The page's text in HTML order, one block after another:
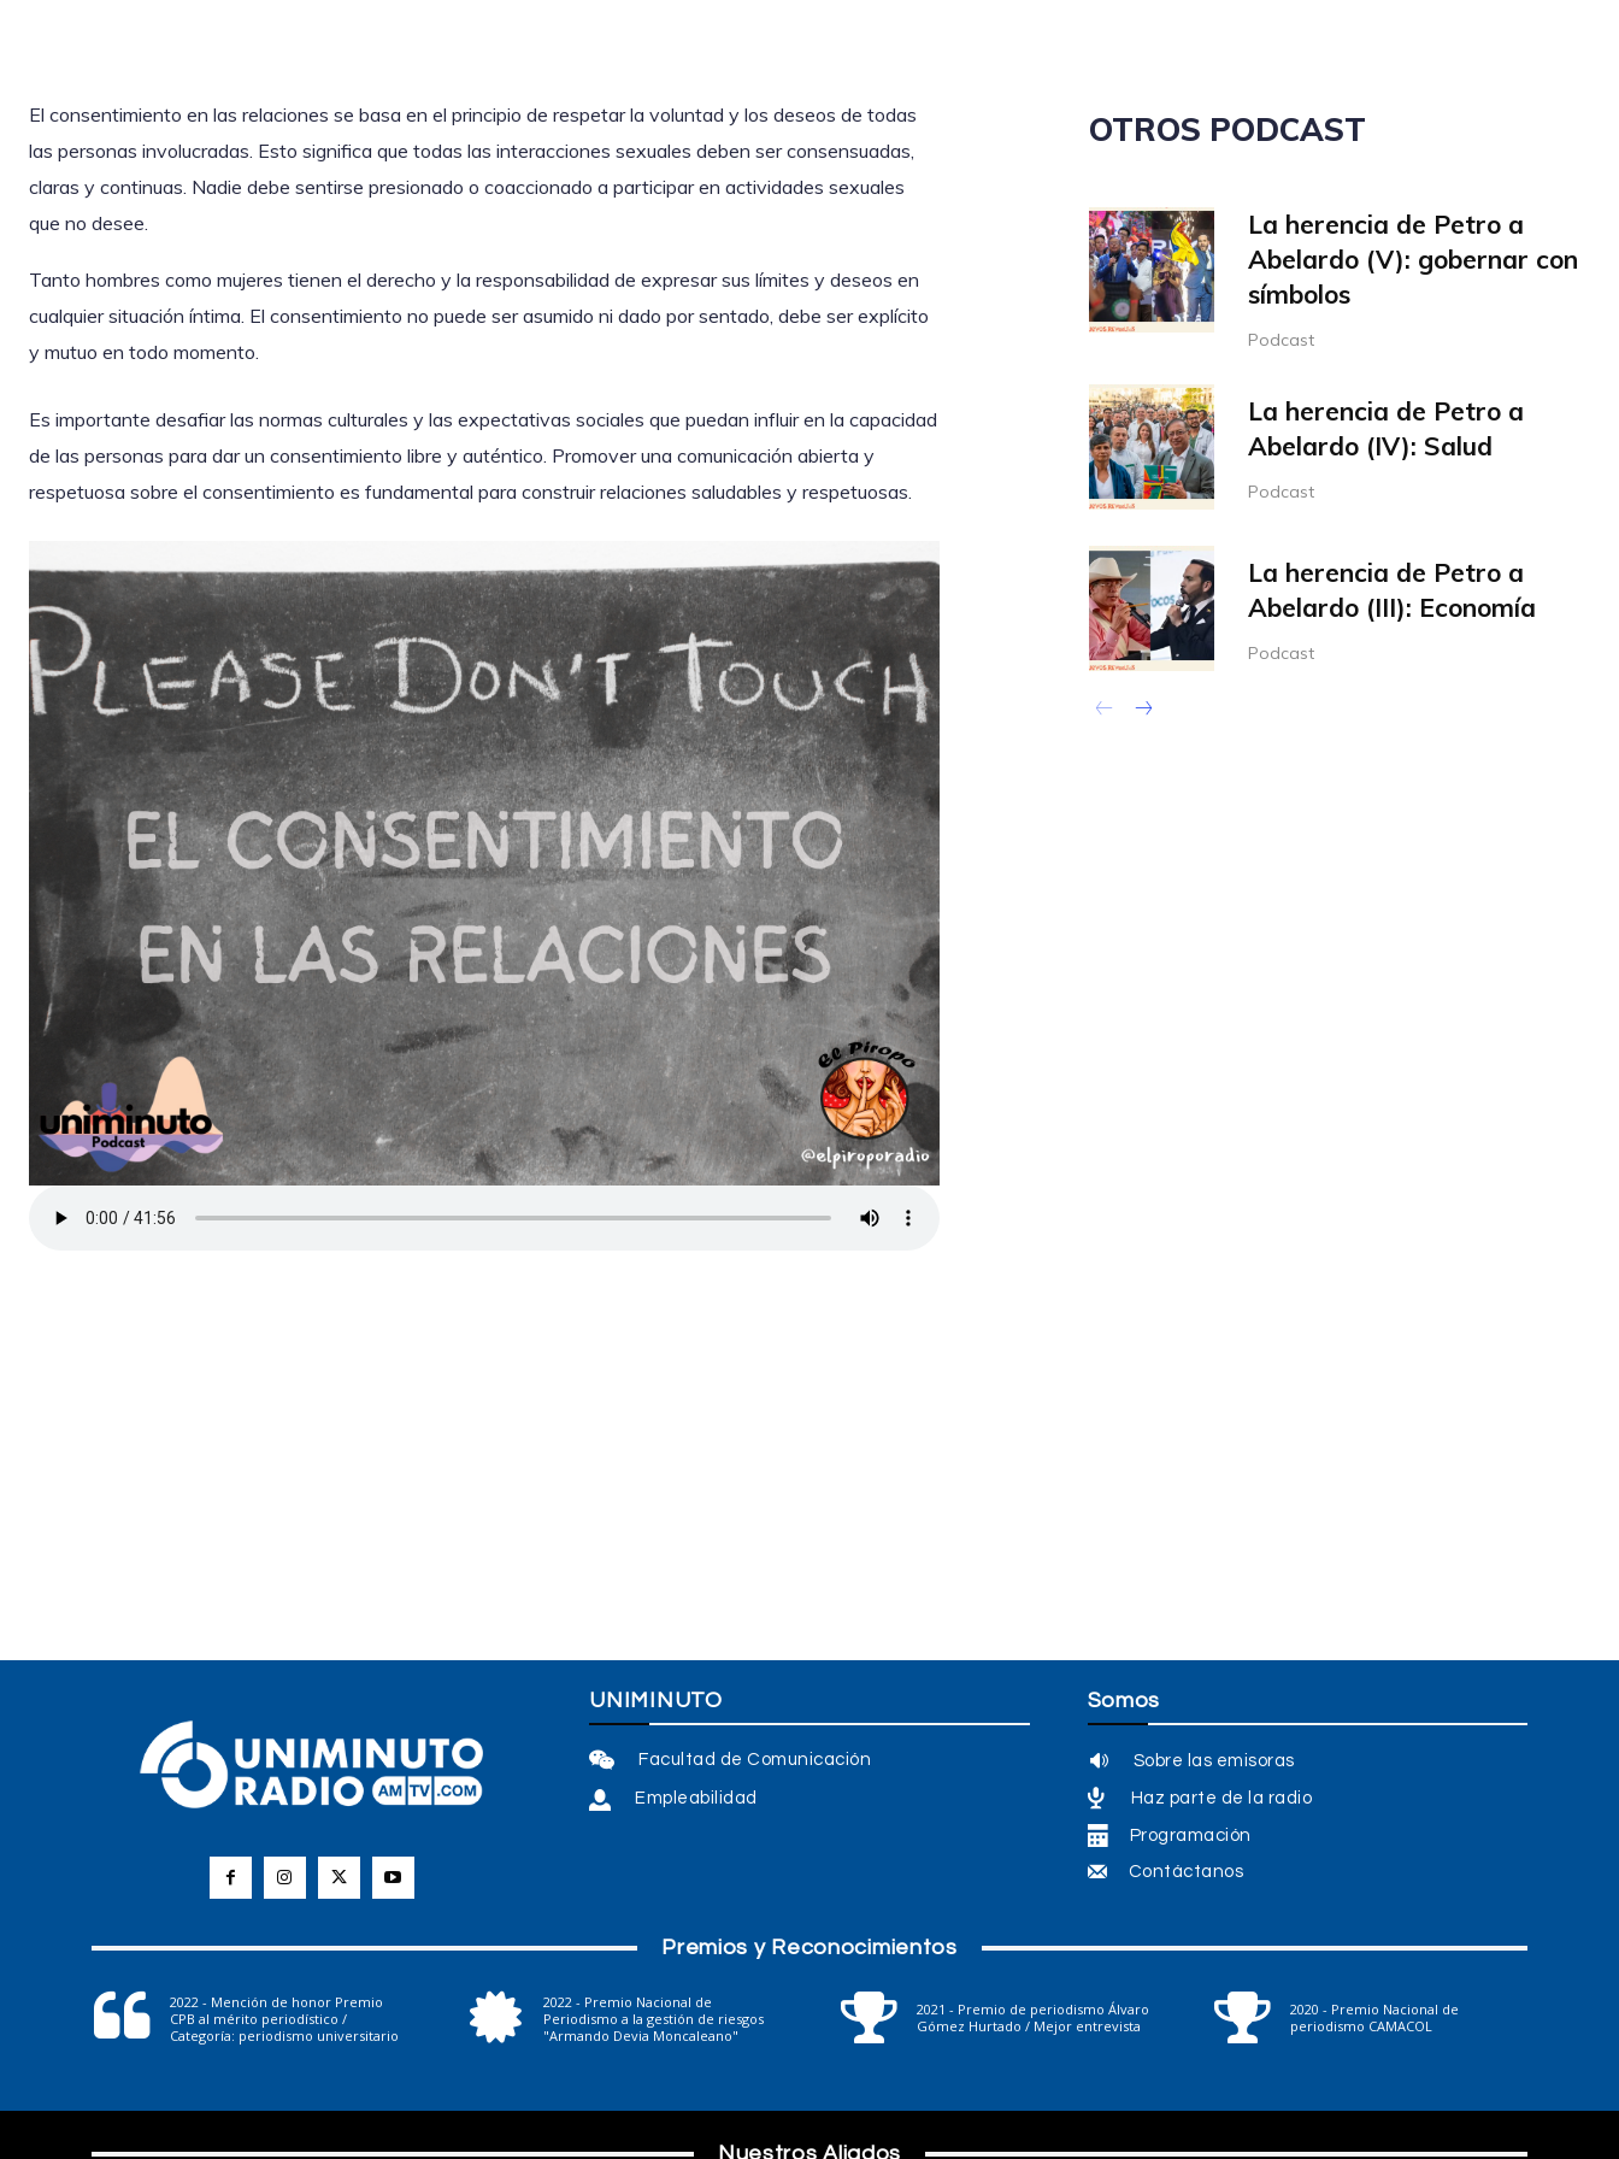
El consentimiento en las relaciones se basa en el principio de respetar la voluntad y los deseos de todas
las personas involucradas. Esto significa que todas las interacciones sexuales deben ser consensuadas,
claras y continuas. Nadie debe sentirse presionado o coaccionado a participar en actividades sexuales
que no desee.
Tanto hombres como mujeres tienen el derecho y la responsabilidad de expresar sus límites y deseos en
cualquier situación íntima. El consentimiento no puede ser asumido ni dado por sentado, debe ser explícito
y mutuo en todo momento.
Es importante desafiar las normas culturales y las expectativas sociales que puedan influir en la capacidad
de las personas para dar un consentimiento libre y auténtico. Promover una comunicación abierta y
respetuosa sobre el consentimiento es fundamental para construir relaciones saludables y respetuosas.
OTROS PODCAST
La herencia de Petro a
Abelardo (V): gobernar con
símbolos
Podcast
La herencia de Petro a
Abelardo (IV): Salud
Podcast
La herencia de Petro a
Abelardo (III): Economía
Podcast
UNIMINUTO
Facultad de Comunicación
Empleabilidad
Somos
Sobre las emisoras
Haz parte de la radio
Programación
Contáctanos
Premios y Reconocimientos
2022 - Mención de honor Premio
CPB al mérito periodístico /
Categoría: periodismo universitario
2022 - Premio Nacional de
Periodismo a la gestión de riesgos
"Armando Devia Moncaleano"
2021 - Premio de periodismo Álvaro
Gómez Hurtado / Mejor entrevista
2020 - Premio Nacional de
periodismo CAMACOL
Nuestros Aliados